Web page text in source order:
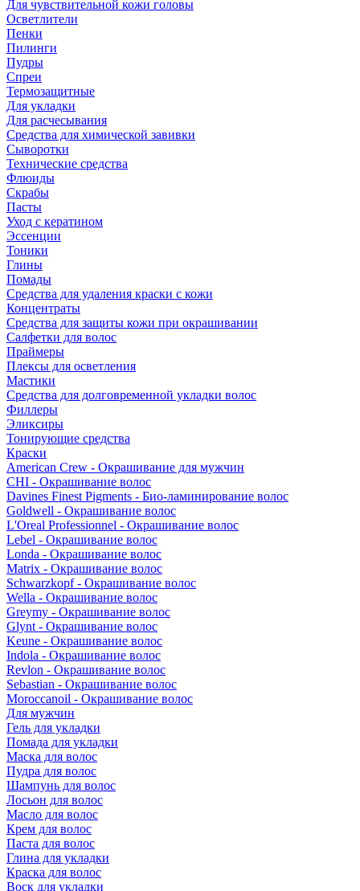
Для чувствительной кожи головы
Осветлители
Пенки
Пилинги
Пудры
Спреи
Термозащитные
Для укладки
Для расчесывания
Средства для химической завивки
Сыворотки
Технические средства
Флюиды
Скрабы
Пасты
Уход с кератином
Эссенции
Тоники
Глины
Помады
Средства для удаления краски с кожи
Концентраты
Средства для защиты кожи при окрашивании
Салфетки для волос
Праймеры
Плексы для осветления
Мастики
Средства для долговременной укладки волос
Филлеры
Эликсиры
Тонирующие средства
Краски
American Crew - Окрашивание для мужчин
CHI - Окрашивание волос
Davines Finest Pigments - Био-ламинирование волос
Goldwell - Окрашивание волос
L'Oreal Professionnel - Окрашивание волос
Lebel - Окрашивание волос
Londa - Окрашивание волос
Matrix - Окрашивание волос
Schwarzkopf - Окрашивание волос
Wella - Окрашивание волос
Greymy - Окрашивание волос
Glynt - Окрашивание волос
Keune - Окрашивание волос
Indola - Окрашивание волос
Revlon - Окрашивание волос
Sebastian - Окрашивание волос
Moroccanoil - Окрашивание волос
Для мужчин
Гель для укладки
Помада для укладки
Маска для волос
Пудра для волос
Шампунь для волос
Лосьон для волос
Масло для волос
Крем для волос
Паста для волос
Глина для укладки
Краска для волос
Воск для укладки